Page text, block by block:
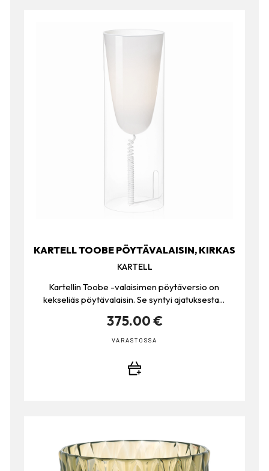
KARTELL TOOBE PÖYTÄVALAISIN, KIRKAS
KARTELL
Kartellin Toobe -valaisimen pöytäversio on
kekseliäs pöytävalaisin. Se syntyi ajatuksesta...
375.00 €
VARASTOSSA